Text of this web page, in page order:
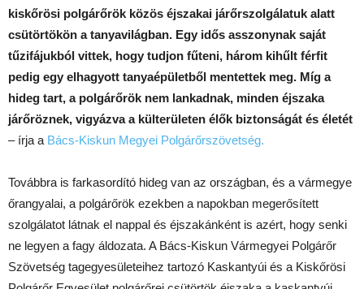
kiskőrösi polgárőrök közös éjszakai járőrszolgálatuk alatt
csütörtökön a tanyavilágban. Egy idős asszonynak saját
tűzifájukból vittek, hogy tudjon fűteni, három kihűlt férfit
pedig egy elhagyott tanyaépületből mentettek meg. Míg a
hideg tart, a polgárőrök nem lankadnak, minden éjszaka
járőröznek, vigyázva a külterületen élők biztonságát és életét
– írja a Bács-Kiskun Megyei Polgárőrszövetség.
Továbbra is farkasordító hideg van az országban, és a vármegye
őrangyalai, a polgárőrök ezekben a napokban megerősített
szolgálatot látnak el nappal és éjszakánként is azért, hogy senki
ne legyen a fagy áldozata. A Bács-Kiskun Vármegyei Polgárőr
Szövetség tagegyesületeihez tartozó Kaskantyúi és a Kiskőrösi